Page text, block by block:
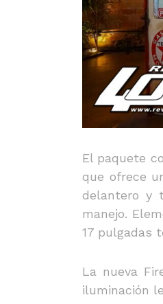
El paquete
que ofrece
delantero y
manejo.
17 pulgadas
La nueva
iluminación